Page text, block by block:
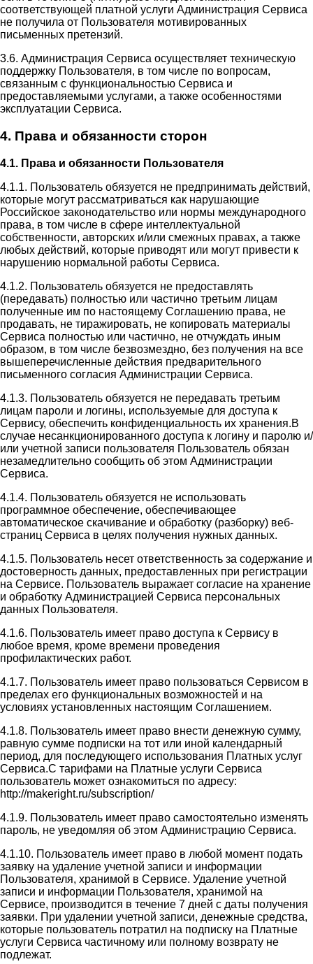
соответствующей платной услуги Администрация Сервиса
не получила от Пользователя мотивированных
письменных претензий.
3.6. Администрация Сервиса осуществляет техническую
поддержку Пользователя, в том числе по вопросам,
связанным с функциональностью Сервиса и
предоставляемыми услугами, а также особенностями
эксплуатации Сервиса.
4. Права и обязанности сторон
4.1. Права и обязанности Пользователя
4.1.1. Пользователь обязуется не предпринимать действий,
которые могут рассматриваться как нарушающие
Российское законодательство или нормы международного
права, в том числе в сфере интеллектуальной
собственности, авторских и/или смежных правах, а также
любых действий, которые приводят или могут привести к
нарушению нормальной работы Сервиса.
4.1.2. Пользователь обязуется не предоставлять
(передавать) полностью или частично третьим лицам
полученные им по настоящему Соглашению права, не
продавать, не тиражировать, не копировать материалы
Сервиса полностью или частично, не отчуждать иным
образом, в том числе безвозмездно, без получения на все
вышеперечисленные действия предварительного
письменного согласия Администрации Сервиса.
4.1.3. Пользователь обязуется не передавать третьим
лицам пароли и логины, используемые для доступа к
Сервису, обеспечить конфиденциальность их хранения.В
случае несанкционированного доступа к логину и паролю и/
или учетной записи пользователя Пользователь обязан
незамедлительно сообщить об этом Администрации
Сервиса.
4.1.4. Пользователь обязуется не использовать
программное обеспечение, обеспечивающее
автоматическое скачивание и обработку (разборку) веб-
страниц Сервиса в целях получения нужных данных.
4.1.5. Пользователь несет ответственность за содержание и
достоверность данных, предоставленных при регистрации
на Сервисе. Пользователь выражает согласие на хранение
и обработку Администрацией Сервиса персональных
данных Пользователя.
4.1.6. Пользователь имеет право доступа к Сервису в
любое время, кроме времени проведения
профилактических работ.
4.1.7. Пользователь имеет право пользоваться Сервисом в
пределах его функциональных возможностей и на
условиях установленных настоящим Соглашением.
4.1.8. Пользователь имеет право внести денежную сумму,
равную сумме подписки на тот или иной календарный
период, для последующего использования Платных услуг
Сервиса.С тарифами на Платные услуги Сервиса
пользователь может ознакомиться по адресу:
http://makeright.ru/subscription/
4.1.9. Пользователь имеет право самостоятельно изменять
пароль, не уведомляя об этом Администрацию Сервиса.
4.1.10. Пользователь имеет право в любой момент подать
заявку на удаление учетной записи и информации
Пользователя, хранимой в Сервисе. Удаление учетной
записи и информации Пользователя, хранимой на
Сервисе, производится в течение 7 дней с даты получения
заявки. При удалении учетной записи, денежные средства,
которые пользователь потратил на подписку на Платные
услуги Сервиса частичному или полному возврату не
подлежат.